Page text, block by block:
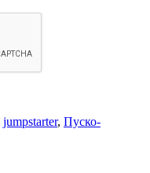
jumpstarter, Пуско-